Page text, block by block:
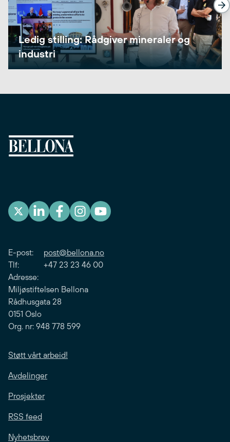
Ledig stilling: Rådgiver mineraler og
industri
E-post: post@bellona.no
Tlf: +47 23 23 46 00
Adresse:
Miljøstiftelsen Bellona
Rådhusgata 28
0151 Oslo
Org. nr: 948 778 599
Støtt vårt arbeid!
Avdelinger
Prosjekter
RSS feed
Nyhetsbrev